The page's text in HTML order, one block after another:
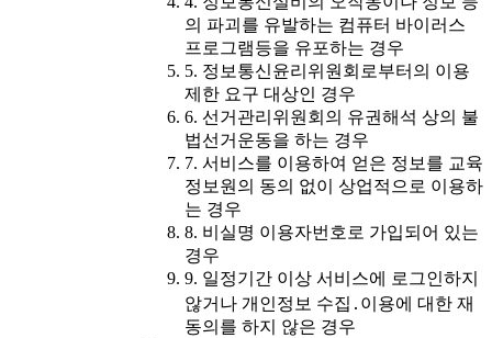
의 파괴를 유발하는 컴퓨터 바이러스
프로그램등을 유포하는 경우
5. 정보통신윤리위원회로부터의 이용
제한 요구 대상인 경우
6. 선거관리위원회의 유권해석 상의 불
법선거운동을 하는 경우
7. 서비스를 이용하여 얻은 정보를 교육
정보원의 동의 없이 상업적으로 이용하
는 경우
8. 비실명 이용자번호로 가입되어 있는
경우
9. 일정기간 이상 서비스에 로그인하지
않거나 개인정보 수집․이용에 대한 재
동의를 하지 않은 경우